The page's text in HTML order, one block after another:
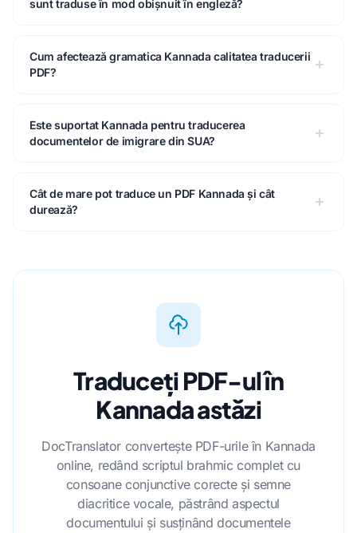
sunt traduse în mod obișnuit în engleză?
Cum afectează gramatica Kannada calitatea traducerii
PDF?
Este suportat Kannada pentru traducerea
documentelor de imigrare din SUA?
Cât de mare pot traduce un PDF Kannada și cât
durează?
Traduceți PDF-ul în
Kannada astăzi
DocTranslator convertește PDF-urile în Kannada
online, redând scriptul brahmic complet cu
consoane conjunctive corecte și semne
diacritice vocale, păstrând aspectul
documentului și susținând documentele